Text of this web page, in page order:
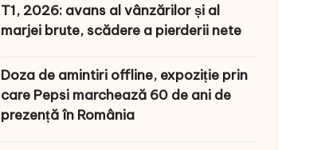
T1, 2026: avans al vânzărilor și al
marjei brute, scădere a pierderii nete
Doza de amintiri offline, expoziție prin
care Pepsi marchează 60 de ani de
prezență în România